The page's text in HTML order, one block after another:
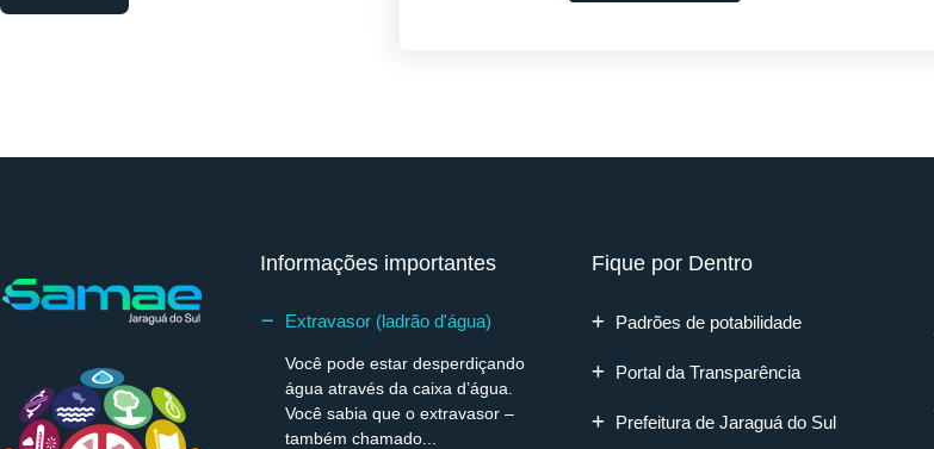
Informações importantes
Extravasor (ladrão d'água)
Você pode estar desperdiçando
água através da caixa d’água.
Você sabia que o extravasor –
também chamado...
Fique por Dentro
Padrões de potabilidade
Portal da Transparência
Prefeitura de Jaraguá do Sul